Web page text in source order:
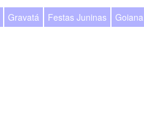
Gravatá Festas Juninas Goiana